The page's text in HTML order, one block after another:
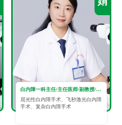
白内障一科主任/主任医师/副教授/眼科学硕士
屈光性白内障手术、飞秒激光白内障
手术、复杂白内障手术